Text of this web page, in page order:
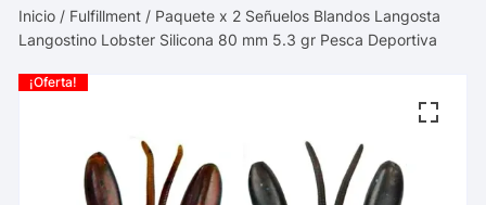
Inicio / Fulfillment / Paquete x 2 Señuelos Blandos Langosta
Langostino Lobster Silicona 80 mm 5.3 gr Pesca Deportiva
¡Oferta!